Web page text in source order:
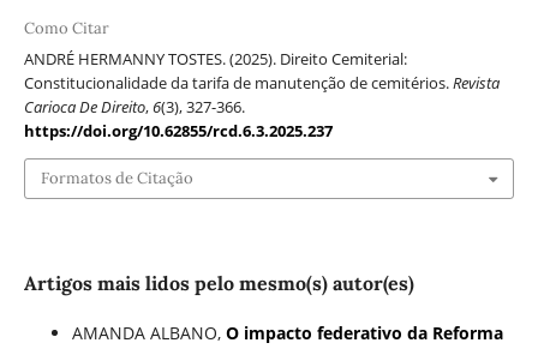
Como Citar
ANDRÉ HERMANNY TOSTES. (2025). Direito Cemiterial:
Constitucionalidade da tarifa de manutenção de cemitérios.Revista
Carioca De Direito,6(3), 327-366.
https://doi.org/10.62855/rcd.6.3.2025.237
Formatos de Citação
Artigos mais lidos pelo mesmo(s) autor(es)
AMANDA ALBANO, O impacto federativo da Reforma